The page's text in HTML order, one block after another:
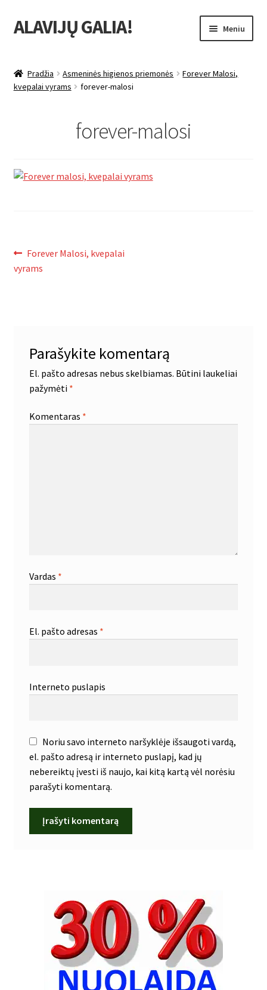
Pereiti
prie
Pereiti
prie
ALAVIJŲ GALIA! Meniu
sub-
Nuolaidos
Uždarbio galimybė
Pradžia Asmeninės higienos priemonės
Forever Malosi,
kvepalai vyrams
forever-malosi
forever-malosi
Navigacija
tarp
Ankstenis
įrašas:
Forever Malosi, kvepalai
vyrams
Parašykite komentarą
El. pašto adresas nebus skelbiamas. Būtini laukeliai
pažymėti *
Komentaras *
Vardas *
El. pašto adresas *
Interneto puslapis
Noriu savo interneto naršyklėje išsaugoti vardą,
el. pašto adresą ir interneto puslapį, kad jų
nebereiktų įvesti iš naujo, kai kitą kartą vėl norėsiu
parašyti komentarą.